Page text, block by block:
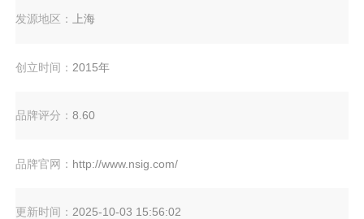
发源地区： 上海
创立时间： 2015年
品牌评分：8.60
品牌官网： http://www.nsig.com/
更新时间： 2025-10-03 15:56:02